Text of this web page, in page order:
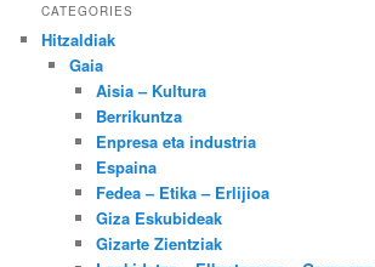
CATEGORIES
Hitzaldiak
Gaia
Aisia – Kultura
Berrikuntza
Enpresa eta industria
Espaina
Fedea – Etika – Erlijioa
Giza Eskubideak
Gizarte Zientziak